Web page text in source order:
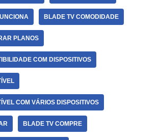
BLADE TV COMODIDADE
PLANOS
COM DISPOSITIVOS
COM VÁRIOS DISPOSITIVOS
BLADE TV COMPRE